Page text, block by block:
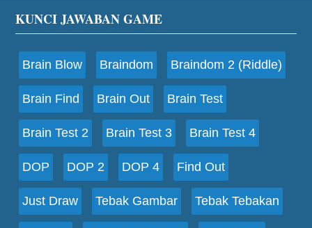
Footer
KUNCI JAWABAN GAME
Brain Blow Braindom Braindom 2 (Riddle)
Brain Find Brain Out Brain Test
Brain Test 2 Brain Test 3 Brain Test 4
DOP DOP 2 DOP 4 Find Out
Just Draw Tebak Gambar Tebak Tebakan